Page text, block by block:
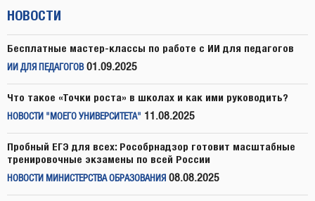
НОВОСТИ
Бесплатные мастер-классы по работе с ИИ для педагогов
ИИ ДЛЯ ПЕДАГОГОВ 01.09.2025
Что такое «Точки роста» в школах и как ими руководить?
НОВОСТИ "МОЕГО УНИВЕРСИТЕТА" 11.08.2025
Пробный ЕГЭ для всех: Рособрнадзор готовит масштабные
тренировочные экзамены по всей России
НОВОСТИ МИНИСТЕРСТВА ОБРАЗОВАНИЯ 08.08.2025